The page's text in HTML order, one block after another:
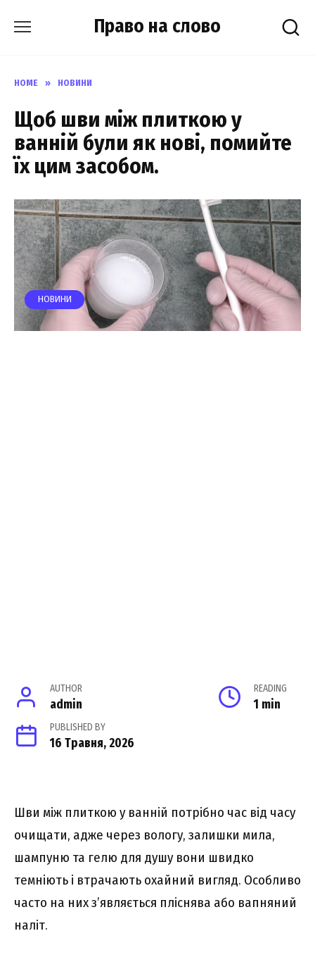
Право на слово
HOME » НОВИНИ
Щоб шви між плиткою у
ванній були як нові, помийте
їх цим засобом.
НОВИНИ
AUTHOR
admin
READING
1 min
PUBLISHED BY
16 Травня, 2026
Шви між плиткою у ванній потрібно час від часу
очищати, адже через вологу, залишки мила,
шампуню та гелю для душу вони швидко
темніють і втрачають охайний вигляд. Особливо
часто на них з’являється пліснява або вапняний
наліт.